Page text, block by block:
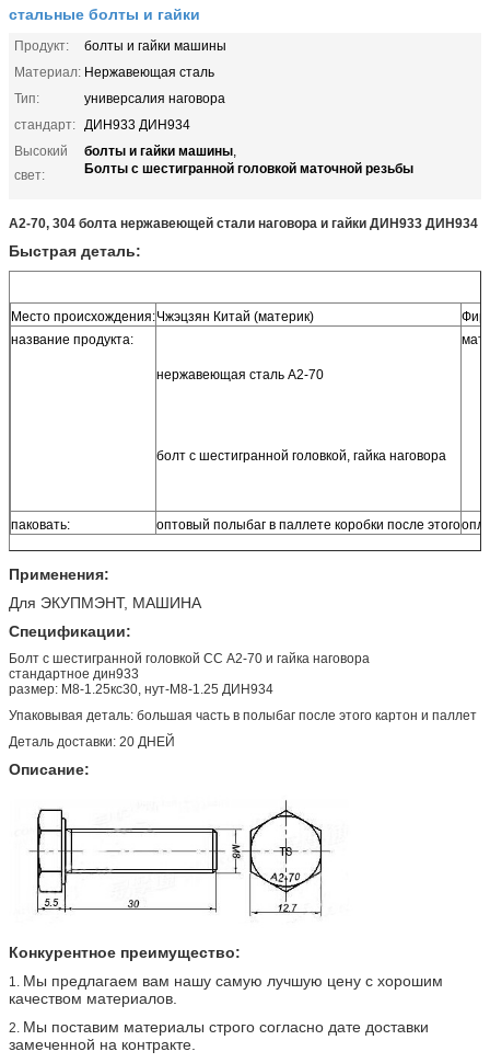
стальные болты и гайки
Продукт:
болты и гайки машины
Материал: Нержавеющая сталь
Тип:
универсалия наговора
стандарт: ДИН933 ДИН934
Высокий
свет:
болты и гайки машины,
Болты с шестигранной головкой маточной резьбы
А2-70, 304 болта нержавеющей стали наговора и гайки ДИН933 ДИН934
Быстрая деталь:
Место происхождения:Чжэцзян Китай (материк)
название продукта:
нержавеющая сталь А2-70
болт с шестигранной головкой, гайка наговора
паковать: оптовый полыбаг в паллете коробки после этого
Применения:
Для ЭКУПМЭНТ, МАШИНА
Спецификации:
Болт с шестигранной головкой СС А2-70 и гайка наговора
стандартное дин933
размер: М8-1.25кс30, нут-М8-1.25 ДИН934
Упаковывая деталь: большая часть в полыбаг после этого картон и паллет
Деталь доставки: 20 ДНЕЙ
Описание:
Конкурентное преимущество:
1. Мы предлагаем вам нашу самую лучшую цену с хорошим
качеством материалов.
2. Мы поставим материалы строго согласно дате доставки
замеченной на контракте.